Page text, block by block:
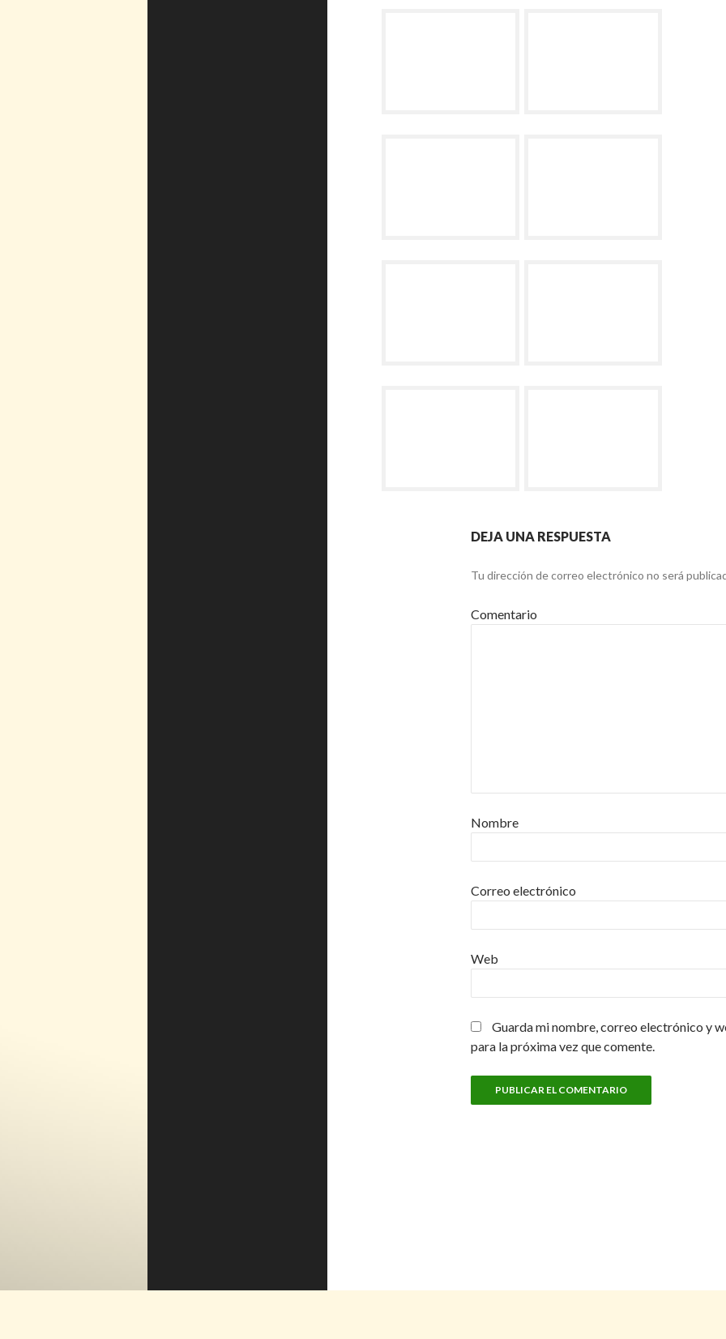
DEJA UNA RESPUESTA
Tu dirección de correo electrónico no será
Comentario
Nombre
Correo electrónico
Web
Guarda mi nombre, correo electrónico y
para la próxima vez que comente.